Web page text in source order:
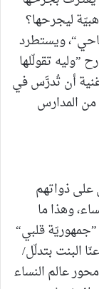
ليجرحها؟
ويستطرد
”وليه تقولّلها
أن تُدرَّس في
المدارس
على ذواتهم
وهذا ما
”جمهوريّة قلبي“
البنت بتدلّل/
عالم النساء